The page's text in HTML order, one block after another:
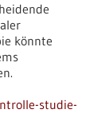
könnte
studie-